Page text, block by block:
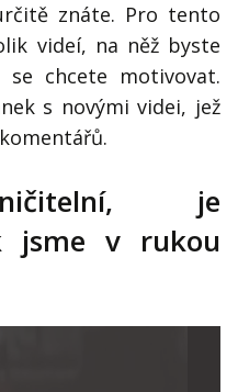
Hledat
znáte. Pro tento
videí, na něž byste
chcete motivovat.
s novými videi, jež
je
jsme v rukou